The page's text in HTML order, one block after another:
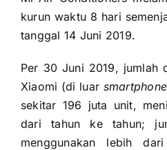
kurun waktu 8 hari
tanggal 14 Juni 2019.
Per 30 Juni 2019, jumlah
Xiaomi (di luar smartphone
sekitar 196 juta unit,
dari tahun ke tahun;
menggunakan lebih